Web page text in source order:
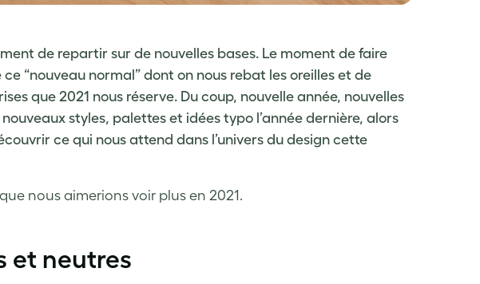
de repartir sur de nouvelles bases. Le moment de faire
“nouveau normal” dont on nous rebat les oreilles et de
que 2021 nous réserve. Du coup, nouvelle année, nouvelles
styles, palettes et idées typo l’année dernière, alors
ce qui nous attend dans l’univers du design cette
nous aimerions voir plus en 2021.
et neutres